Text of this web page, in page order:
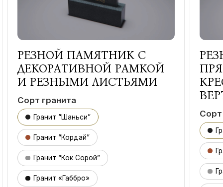
РЕЗНОЙ ПАМЯТНИК С
ДЕКОРАТИВНОЙ РАМКОЙ
И РЕЗНЫМИ ЛИСТЬЯМИ
Сорт гранита
Гранит “Шаньси”
Гранит “Кордай”
Гранит “Кок Сорой”
Гранит «Габбро»
Сорт